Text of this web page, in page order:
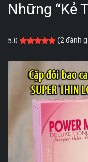
Những “Kẻ
5.0 5.0 trên
2(2đánh